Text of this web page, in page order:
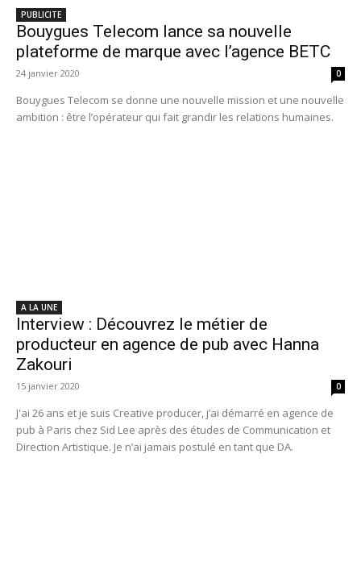
PUBLICITE
Bouygues Telecom lance sa nouvelle
plateforme de marque avec l’agence BETC
24 janvier 2020 0
Bouygues Telecom se donne une nouvelle mission et une nouvelle
ambition : être l’opérateur qui fait grandir les relations humaines.
A LA UNE
Interview : Découvrez le métier de
producteur en agence de pub avec Hanna
Zakouri
15 janvier 2020 0
J'ai 26 ans et je suis Creative producer, j’ai démarré en agence de
pub à Paris chez Sid Lee après des études de Communication et
Direction Artistique. Je n’ai jamais postulé en tant que DA.